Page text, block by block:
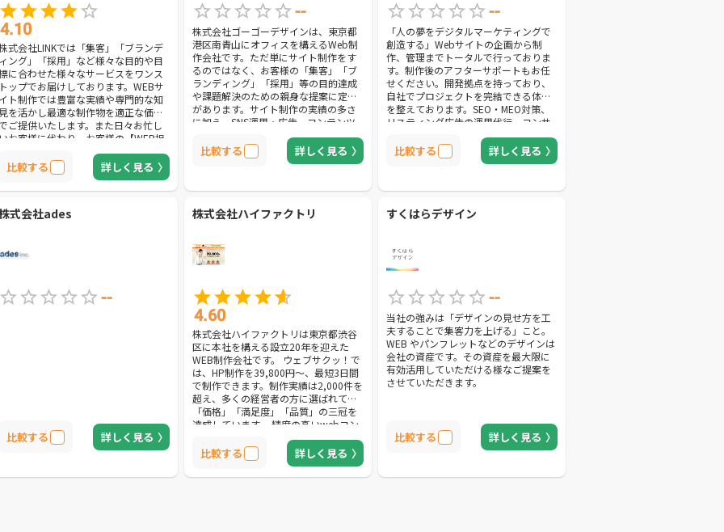
4.10
式会社LINKでは「集客」「ブランデ
ング」「採用」など様々な目的や目
に合わせた様々なサービスをワンス
ップでお届けしております。WEBサ
ト制作では豊富な実績や専門的な知
を活かし最適な制作物を適正な価格
ご提供いたします。また日々お忙し
お客様に代わり、お客様の【WEB担
】として手厚いサポートをご提供さ
ていただきます！
比較する 詳しく見る
--
株式会社ゴーゴーデザインは、東京都
港区南青山にオフィスを構えるWeb制
作会社です。ただ単にサイト制作をす
るのではなく、お客様の「集客」「ブ
ランディング」「採用」等の目的達成
や課題解決のための親身な提案に定評
があります。サイト制作の実績の多さ
に加え、SNS運用・広告、コンテンツ
マーケティング、ロゴデザイン、紙媒
体のデザイン、動画制作等幅広いトー
タル提案をしてくれるのも大きな魅力
比較する 詳しく見る
--
「人の夢をデジタルマーケティングで
創造する」Webサイトの企画から制
作、管理までトータルで行っておりま
す。制作後のアフターサポートもお任
せください。開発拠点を持っており、
自社でプロジェクトを完結できる体制
を整えております。SEO・MEO対策、
リスティング広告の運用代行、コンサ
ルティング、パンフレット・名刺など
のDTPデザインまで、幅広いサービス
をご提供いたします。
比較する 詳しく見る
式会社ades
--
比較する 詳しく見る
株式会社ハイファクトリ
4.60
株式会社ハイファクトリは東京都渋谷
区に本社を構える設立20年を迎えた
WEB制作会社です。 ウェブサクッ！で
は、HP制作を39,800円～、最短3日間
で制作できます。制作実績は2,000件を
超え、多くの経営者の方に選ばれて
「価格」「満足度」「品質」の三冠を
達成しています。 精度の高いwebコン
サルタントのヒアリングを通しターゲ
ット選定からデザイン・HPの内容まで
を一緒に考えていくサポート体勢も魅
力の1つです。目的に合わせて1人1人に
比較する 詳しく見る
すくはらデザイン
--
当社の強みは「デザインの見せ方を工
夫することで集客力を上げる」こと。
WEB やパンフレットなどのデザインは
会社の資産です。その資産を最大限に
有効活用していただける様なご提案を
させていただきます。
比較する 詳しく見る